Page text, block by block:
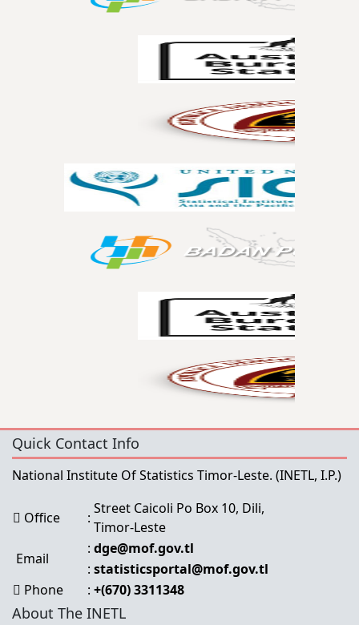
Quick Contact Info
National Institute Of Statistics Timor-Leste. (INETL, I.P.)
Office :
Street Caicoli Po Box 10, Dili,
Timor-Leste
Email
: dge@mof.gov.tl
: statisticsportal@mof.gov.tl
Phone
: +(670) 3311348
About The INETL